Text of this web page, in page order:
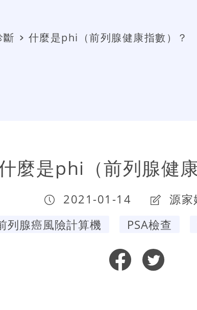
斷 什麼是phi（前列腺健康指數）？
麼是phi（前列腺健
2021-01-14
源家
列腺癌風險計算機
PSA檢查